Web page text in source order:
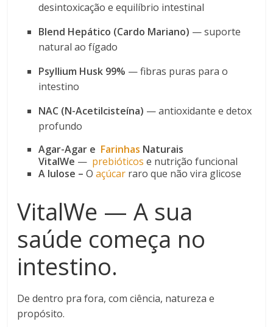
desintoxicação e equilíbrio intestinal
Blend Hepático (Cardo Mariano) — suporte
natural ao fígado
Psyllium Husk 99% — fibras puras para o
intestino
NAC (N-Acetilcisteína) — antioxidante e detox
profundo
Agar-Agar e Farinhas Naturais
VitalWe — prebióticos e nutrição funcional
A lulose –Oaçúcar raro que não vira glicose
VitalWe — A sua
saúde começa no
intestino.
De dentro pra fora, com ciência, natureza e
propósito.